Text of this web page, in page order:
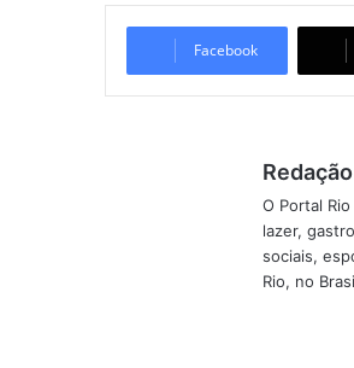
Facebook
O Portal
lazer,
sociais,
Rio, no